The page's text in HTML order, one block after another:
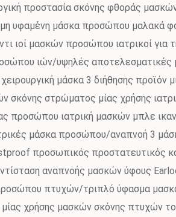
προστασία σκόνης φθοράς
υφαμένη μάσκα προσώπου μαλακά
ιοί μασκών προσώπου ιατρικοί για
ιών/υψηλές αποτελεσματικές
μάσκα 3 διήθησης
σκόνης στρώματος μίας χρήσης
προσώπου ιατρική μασκών μπλε
μάσκα προσώπου/αναπνοή 3
προσωπικός προστατευτικός
αναπνοής μασκών ύφους
πτυχών/τριπλό ύφασμα
χρήσης μασκών σκόνης πτυχών